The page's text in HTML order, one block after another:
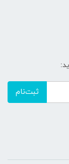
ثبت‌نام